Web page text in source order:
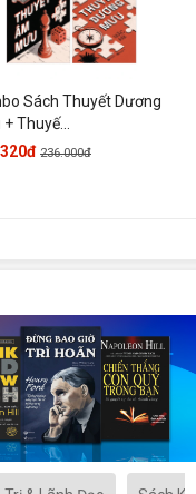
Sách Thuyết Dương
Thuyế...
236.000đ